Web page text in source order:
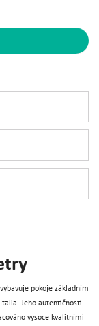
pokoje základním
Jeho autentičnosti
vysoce kvalitními